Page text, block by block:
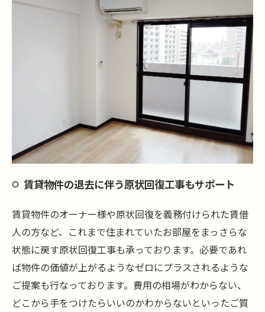
賃貸物件の退去に伴う原状回復工事もサポート
賃貸物件のオーナー様や原状回復を義務付けられた賃借
人の方など、これまで住まれていたお部屋をまっさらな
状態に戻す原状回復工事も承っております。必要であれ
ば物件の価値が上がるようなゼロにプラスされるような
ご提案も行なっております。費用の相場がわからない、
どこから手をつけたらいいのかわからないといったご質